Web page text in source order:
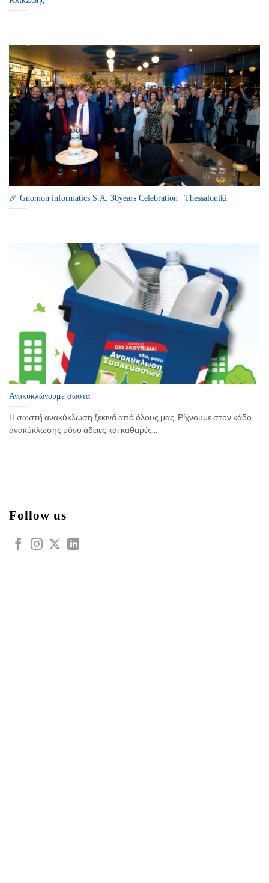
🎉 Gnomon informatics S.A. 30years Celebration | Thessaloniki
Ανακυκλώνουμε σωστά
Η σωστή ανακύκλωση ξεκινά από όλους μας. Ρίχνουμε στον κάδο
ανακύκλωσης μόνο άδειες και καθαρές...
Follow us